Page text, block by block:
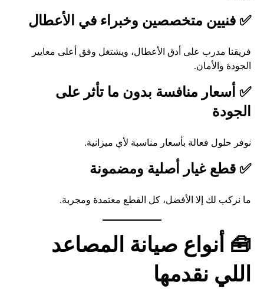
✅ فنيين متخصصين وخبراء في الأعطال
فريقنا مدرب على أدق الأعطال، ويشتغل وفق أعلى معايير
الجودة والأمان.
✅ أسعار منافسة بدون ما تأثر على
الجودة
نوفر حلول فعالة بأسعار مناسبة لأي ميزانية.
✅ قطع غيار أصلية ومضمونة
ما نركب لك إلا الأفضل، كل القطع معتمدة ومجربة.
🧰 أنواع صيانة المصاعد
اللي نقدمها